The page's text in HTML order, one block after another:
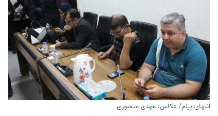
انتهای پیام/ عکاس: مهدی منصوری